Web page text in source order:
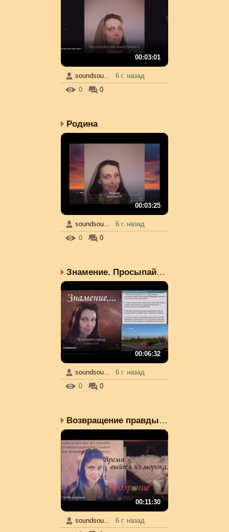
00:03:01
soundsou...
6 г. назад
0
0
Родина
00:03:25
soundsou...
6 г. назад
0
0
Знамение. Просыпайтесь,...
00:06:32
soundsou...
6 г. назад
0
0
Возвращение правды. Вых...
00:11:30
soundsou...
6 г. назад